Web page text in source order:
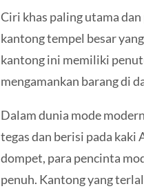
Ciri khas paling utama
kantong tempel besar
kantong ini memiliki
mengamankan barang di
Dalam dunia mode
tegas dan berisi pada
dompet, para pencinta
penuh. Kantong yang